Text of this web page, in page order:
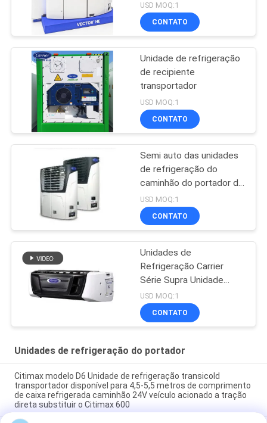
USD MOQ:1
CONTATO
Unidade de refrigeração
de recipiente
transportador
USD MOQ:1
CONTATO
Semi auto das unidades
de refrigeração do
caminhão do portador do
reboque - vetor posto
1550
USD MOQ:1
CONTATO
Unidades de
Refrigeração Carrier
Série Supra Unidade
Refrigerada com Alto
Desempenho de
Refrigeração 12000
USD MOQ:1
CONTATO
Unidades de refrigeração do portador
Citimax modelo D6 Unidade de refrigeração transicold
transportador disponível para 4,5-5,5 metros de comprimento
de caixa refrigerada caminhão 24V veículo acionado a tração
direta substituir o Citimax 600